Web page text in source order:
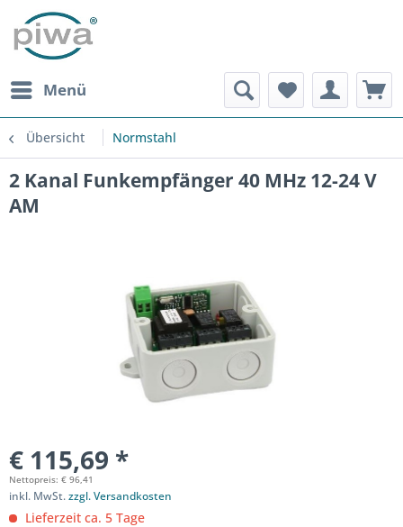
Menü
Übersicht Normstahl
2 Kanal Funkempfänger 40 MHz 12-24 V
AM
€ 115,69 *
Nettopreis: € 96,41
inkl. MwSt.zzgl. Versandkosten
Lieferzeit ca. 5 Tage